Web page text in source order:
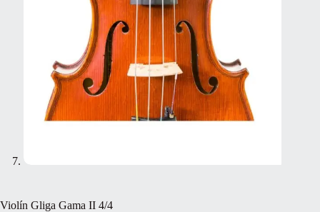
Violín Gliga Gama II 4/4